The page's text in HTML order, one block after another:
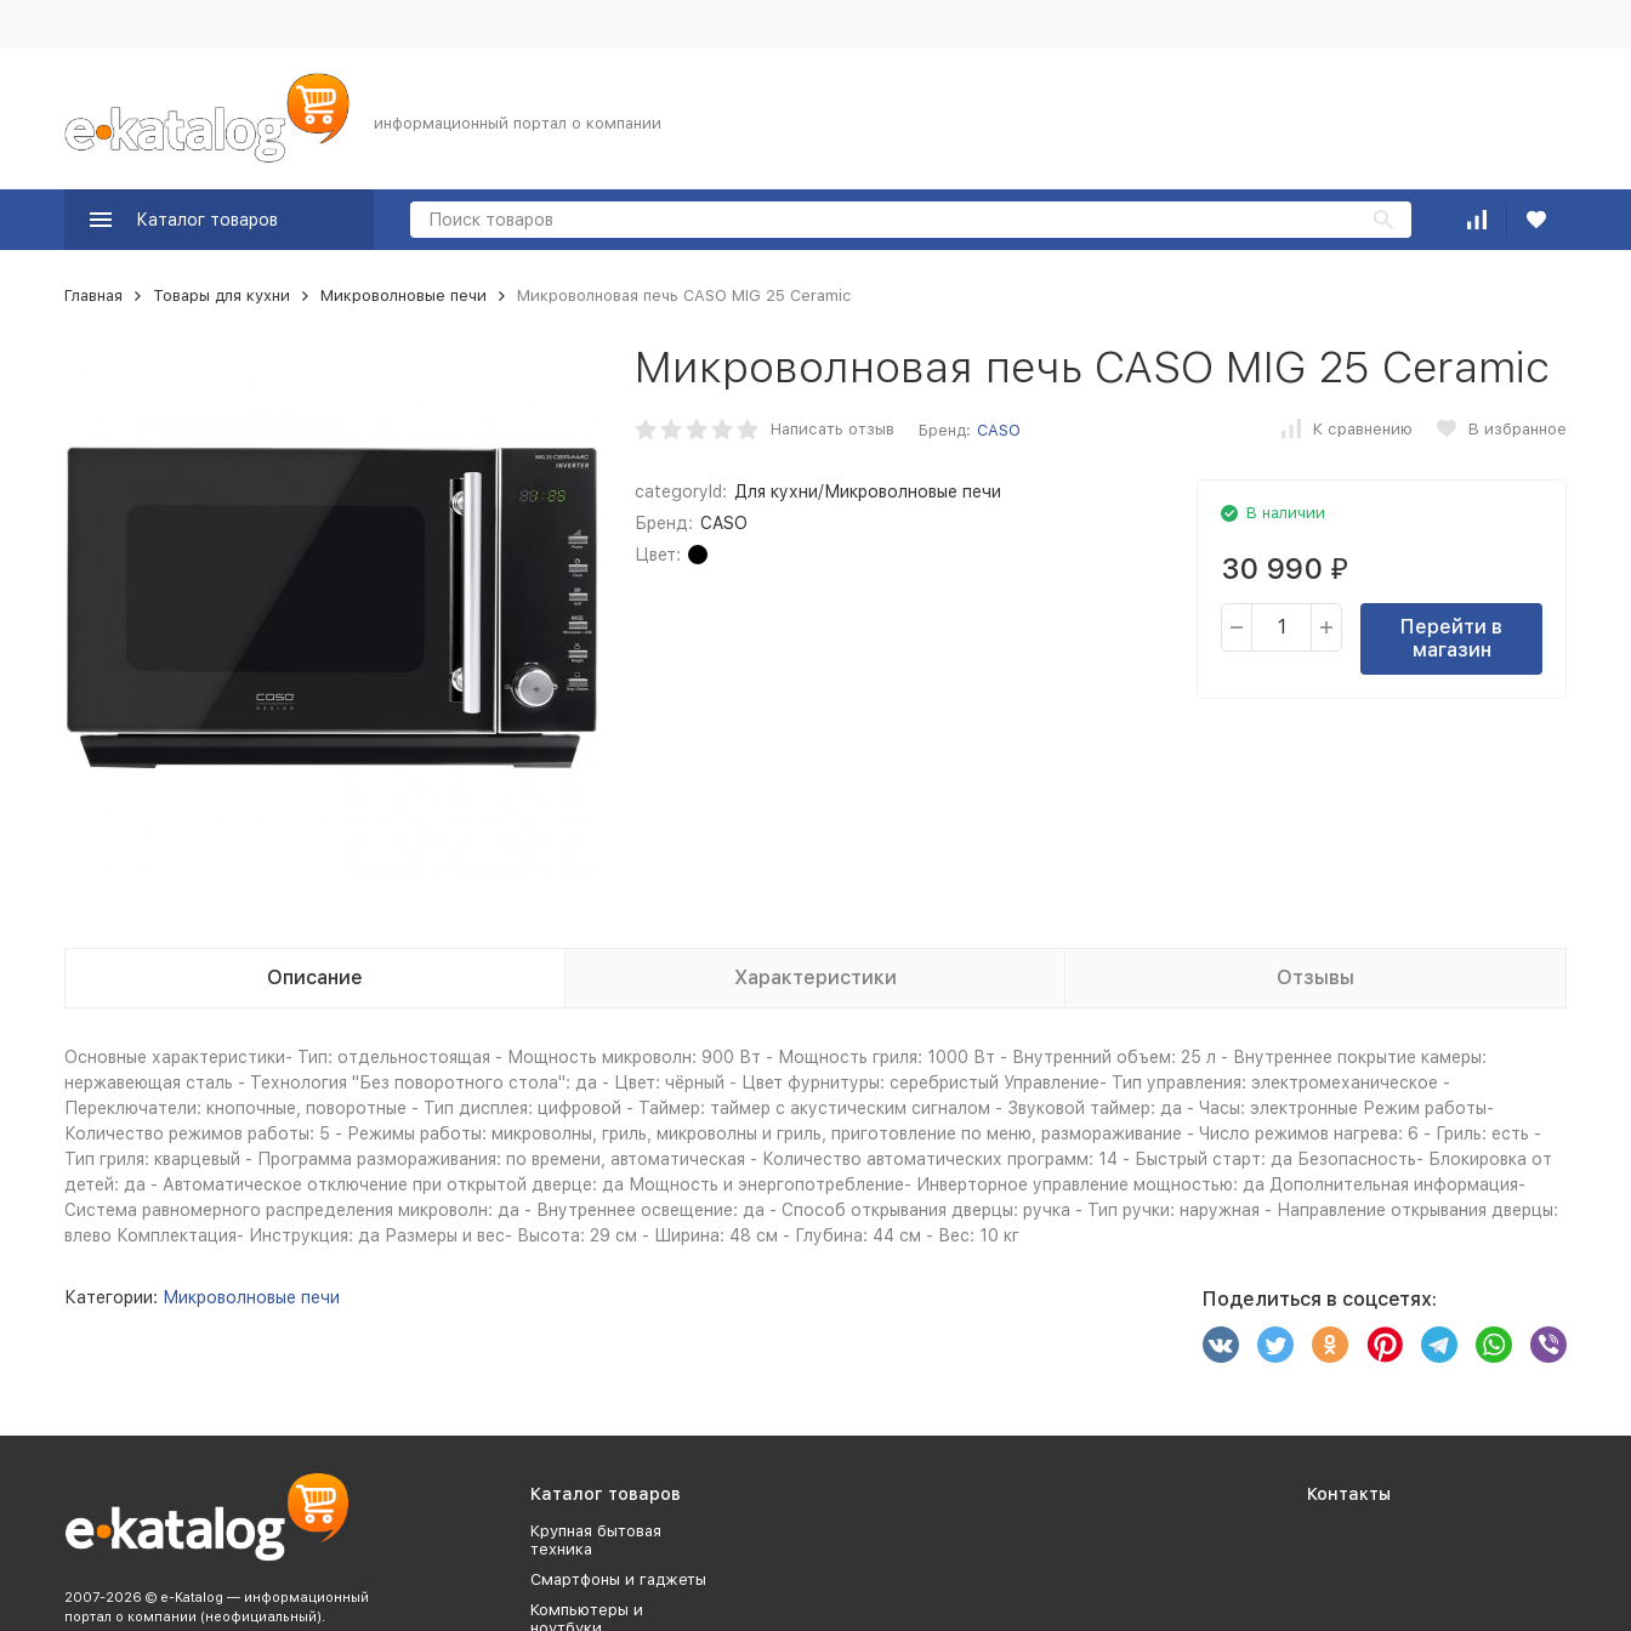
информационный портал о компании
Каталог товаров
Главная Товары для кухни Микроволновые печи Микроволновая печь CASO MIG 25 Ceramic
Микроволновая печь CASO MIG 25 Ceramic
Написать отзыв Бренд: CASO К сравнению В избранное
categoryId: Для кухни/Микроволновые печи
Бренд: CASO
Цвет:
В наличии
30 990 ₽
Перейти в
магазин
Описание Характеристики Отзывы
Основные характеристики- Тип: отдельностоящая - Мощность микроволн: 900 Вт - Мощность гриля: 1000 Вт - Внутренний объем: 25 л - Внутреннее покрытие камеры:
нержавеющая сталь - Технология "Без поворотного стола": да - Цвет: чёрный - Цвет фурнитуры: серебристый Управление- Тип управления: электромеханическое -
Переключатели: кнопочные, поворотные - Тип дисплея: цифровой - Таймер: таймер с акустическим сигналом - Звуковой таймер: да - Часы: электронные Режим работы-
Количество режимов работы: 5 - Режимы работы: микроволны, гриль, микроволны и гриль, приготовление по меню, размораживание - Число режимов нагрева: 6 - Гриль: есть -
Тип гриля: кварцевый - Программа размораживания: по времени, автоматическая - Количество автоматических программ: 14 - Быстрый старт: да Безопасность- Блокировка от
детей: да - Автоматическое отключение при открытой дверце: да Мощность и энергопотребление- Инверторное управление мощностью: да Дополнительная информация-
Система равномерного распределения микроволн: да - Внутреннее освещение: да - Способ открывания дверцы: ручка - Тип ручки: наружная - Направление открывания дверцы:
влево Комплектация- Инструкция: да Размеры и вес- Высота: 29 см - Ширина: 48 см - Глубина: 44 см - Вес: 10 кг
Категории: Микроволновые печи Поделиться в соцсетях:
2007-2026 © e-Katalog — информационный
портал о компании (неофициальный).
Каталог товаров
Крупная бытовая
техника
Смартфоны и гаджеты
Компьютеры и
Контакты